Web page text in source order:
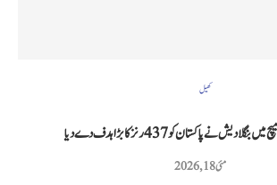
کھیل
نے پاکستان کو 437 رنز کا بڑا ہدف دے دیا
مئی 18, 2026